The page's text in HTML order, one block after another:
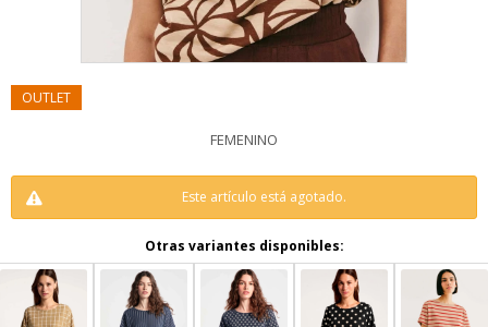
FEMENINO
Este artículo está agotado.
Otras variantes disponibles: